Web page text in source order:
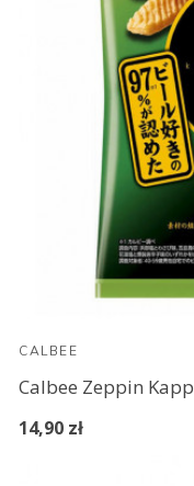
CALBEE
Calbee Zeppin
14,90 zł